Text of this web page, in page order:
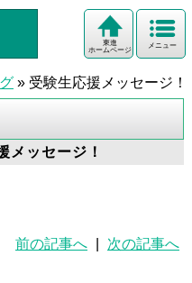
メニュー
東進
ホームページ
» 受験生応援メッセージ！
ッセージ！
前の記事へ 次の記事へ